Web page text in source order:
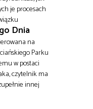
je procesach
Dnia
na
Parku
w postaci
czytelnik ma
innej